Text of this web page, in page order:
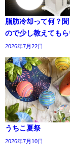
脂肪冷却って何？
ので少し教えてもら
2026年7月22日
うちこ夏祭
2026年7月10日